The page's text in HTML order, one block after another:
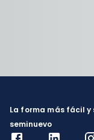
La forma más fácil
seminuevo